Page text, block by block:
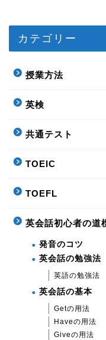
カテゴリー
授業方法
英検
共通テスト
TOEIC
TOEFL
英会話初心者の道
発音のコツ
英会話の勉強法
英語の勉強法
英会話の基本
Getの用法
Haveの用法
Giveの用法